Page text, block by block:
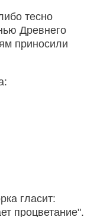
тесно
Древнего
приносили
гласит:
процветание".